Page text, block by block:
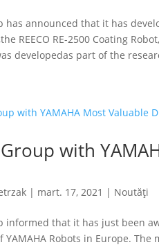
has announced that it has
REECO RE-2500 Coating
developedas part of the
Group with
| mart. 17, 2021 | Noutăți
informed that it has just been
Robots in Europe. The